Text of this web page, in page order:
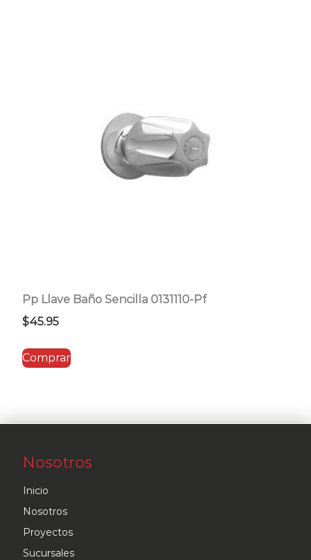
Pp Llave Baño Sencilla 0131110-Pf
$45.95
Comprar
Nosotros
Inicio
Nosotros
Proyectos
Sucursales